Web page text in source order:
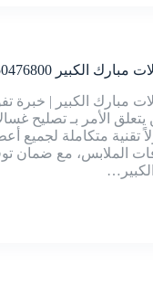
الكبير 50476800
يتعلق الأمر بـ تصليح
تقنية متكاملة لجميع
الملابس، مع ضمان